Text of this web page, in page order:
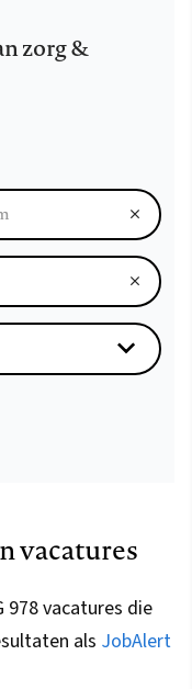
zorg &
vacatures
978 vacatures die
als JobAlert